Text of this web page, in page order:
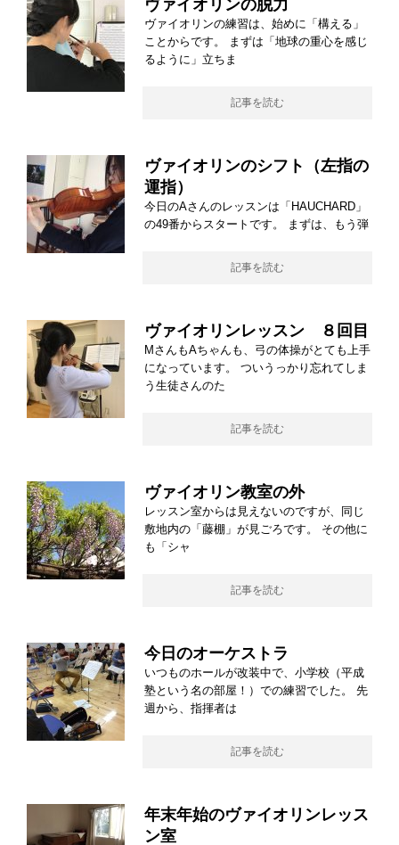
ヴァイオリンの脱力
ヴァイオリンの練習は、始めに「構える」
ことからです。 まずは「地球の重心を感じ
るように」立ちま
記事を読む
ヴァイオリンのシフト（左指の
運指）
今日のAさんのレッスンは「HAUCHARD」
の49番からスタートです。 まずは、もう弾
記事を読む
ヴァイオリンレッスン ８回目
MさんもAちゃんも、弓の体操がとても上手
になっています。 ついうっかり忘れてしま
う生徒さんのた
記事を読む
ヴァイオリン教室の外
レッスン室からは見えないのですが、同じ
敷地内の「藤棚」が見ごろです。 その他に
も「シャ
記事を読む
今日のオーケストラ
いつものホールが改装中で、小学校（平成
塾という名の部屋！）での練習でした。 先
週から、指揮者は
記事を読む
年末年始のヴァイオリンレッス
ン室